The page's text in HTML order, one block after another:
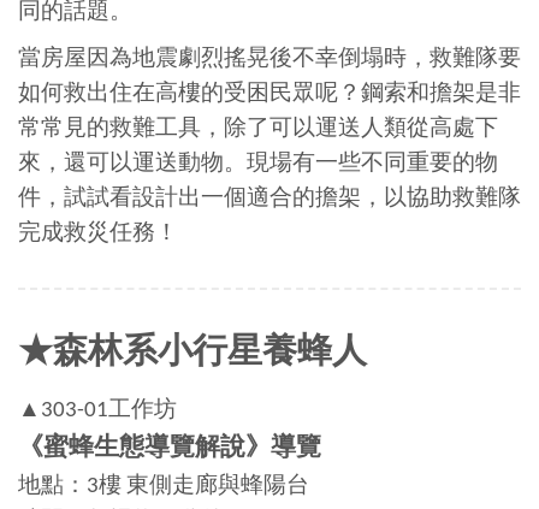
同的話題。
當房屋因為地震劇烈搖晃後不幸倒塌時，救難隊要
如何救出住在高樓的受困民眾呢？鋼索和擔架是非
常常見的救難工具，除了可以運送人類從高處下
來，還可以運送動物。現場有一些不同重要的物
件，試試看設計出一個適合的擔架，以協助救難隊
完成救災任務！
★森林系小行星養蜂人
▲303-01工作坊
《蜜蜂生態導覽解說》 導覽
地點：3樓 東側走廊與蜂陽台